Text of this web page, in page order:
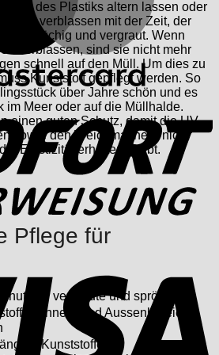
des Plastiks altern lassen oder
verblassen mit der Zeit, der
brüchig und vergraut. Wenn
verblassen, sind sie nicht mehr
schnell auf den Müll. Um dies zu
Kunststoff gepflegt werden. So
über Jahre schön und es
im Meer oder auf die Müllhalde.
einen guten Schutz, damit die UV-
sowie den Weichmachern nicht
Elastizität erhalten bleibt.
Pflege für
für vergraute und spröde
im Innen- und Aussenbereich
Kunststoffe.